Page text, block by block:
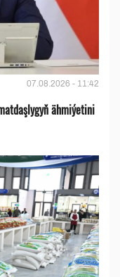
07.08.2026 - 11:42
ähmiýetini